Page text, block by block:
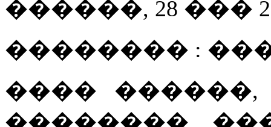
������, 28 ���
�������� :
����
��������,